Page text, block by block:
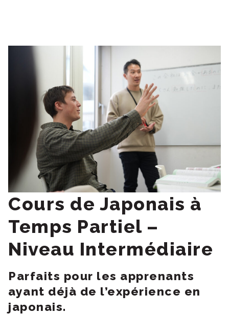
Cours de Japonais à
Temps Partiel –
Niveau Intermédiaire
Parfaits pour les apprenants
ayant déjà de l’expérience en
japonais.